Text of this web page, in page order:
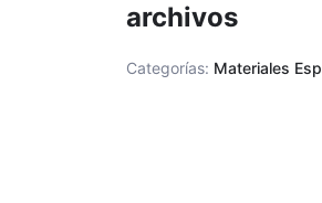
archivos
Categorías: Materiales